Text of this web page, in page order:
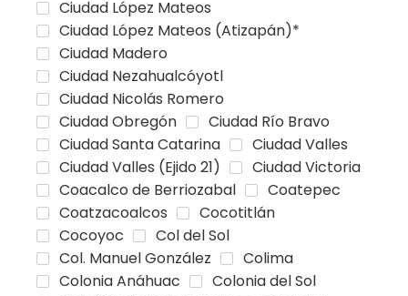
Ciudad López Mateos
Ciudad López Mateos (Atizapán)*
Ciudad Madero
Ciudad Nezahualcóyotl
Ciudad Nicolás Romero
Ciudad Obregón
Ciudad Río Bravo
Ciudad Santa Catarina
Ciudad Valles
Ciudad Valles (Ejido 21)
Ciudad Victoria
Coacalco de Berriozabal
Coatepec
Coatzacoalcos
Cocotitlán
Cocoyoc
Col del Sol
Col. Manuel González
Colima
Colonia Anáhuac
Colonia del Sol